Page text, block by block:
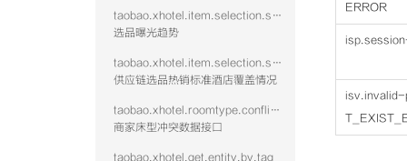
taobao.xhotel.item.selection.seller.stat.exposure
选品曝光趋势
taobao.xhotel.item.selection.seller.stat.hotshid
供应链选品热销标准酒店覆盖情况
taobao.xhotel.roomtype.conflict.data
商家床型冲突数据接口
taobao.xhotel.get.entity.by.tag
ERROR
isv.invalid-